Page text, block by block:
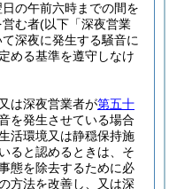
の午前六時までの間を
営む者(以下「深夜営業
深夜に発生する騒音に
める基準を遵守しなけ
は深夜営業者が第五十
を発生させている場合
活環境又は静穏保持施
ると認めるときは、そ
態を除去するために必
方法を改善し、又は深